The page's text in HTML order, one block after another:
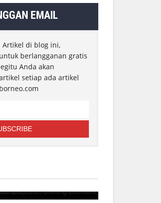
EMAIL
Artikel di blog ini,
berlangganan gratis
Anda akan
setiap ada artikel